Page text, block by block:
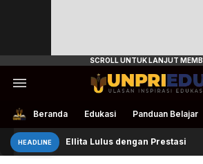
UnpriEdu
Ulasan Inspirasi Edukasi
Beranda Edukasi Panduan Belajar
HEADLINE Ellita Lulus dengan Prestasi